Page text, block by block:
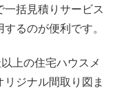
括見積りサービス
るのが便利です。
上の住宅ハウスメ
ジナル間取り図ま